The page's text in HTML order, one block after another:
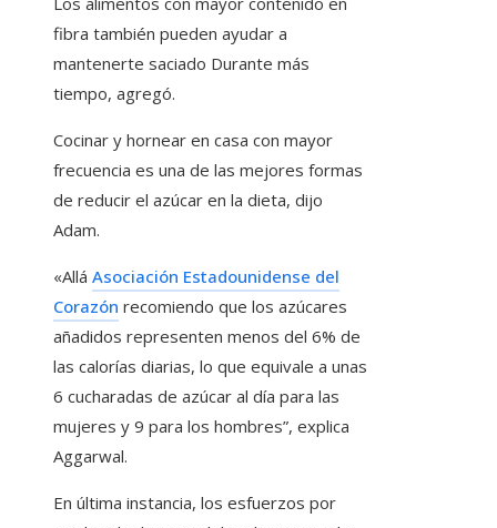
fibra también pueden ayudar a
mantenerte saciado Durante más
tiempo, agregó.
Cocinar y hornear en casa con mayor
frecuencia es una de las mejores formas
de reducir el azúcar en la dieta, dijo
Adam.
«Allá Asociación Estadounidense del
Corazón recomiendo que los azúcares
añadidos representen menos del 6% de
las calorías diarias, lo que equivale a unas
6 cucharadas de azúcar al día para las
mujeres y 9 para los hombres”, explica
Aggarwal.
En última instancia, los esfuerzos por